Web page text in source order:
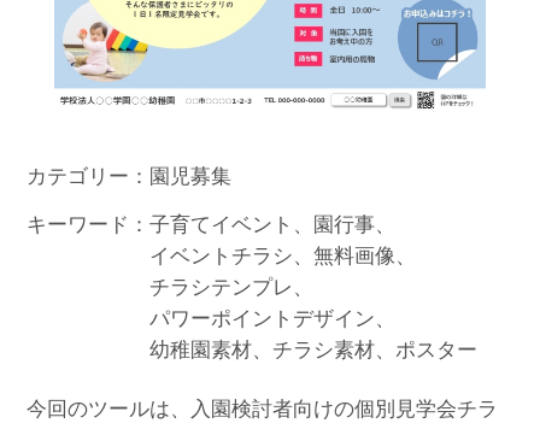
カテゴリー 園児募集
キーワード 子育てイベント
園行事
イベントチラシ
無料画像
チラシテンプレ
パワーポイントデザイン
幼稚園素材
チラシ素材 ポスター
今回のツールは、入園検討者向けの個別見学会チラ